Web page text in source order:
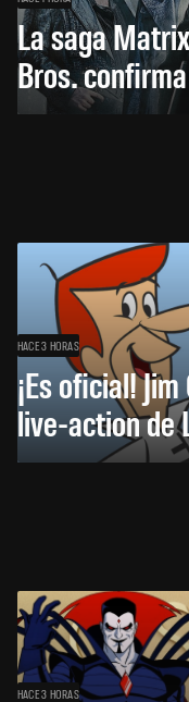
La saga
Bros.
HACE 3 HORAS
¡Es oficial!
live-action de
HACE 3 HORAS